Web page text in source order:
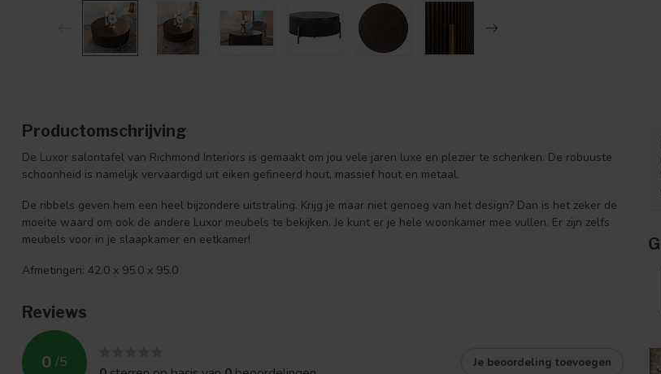
Productomschrijving
De Luxor salontafel van Richmond Interiors is gemaakt om jou vele jaren luxe en plezier te schenken. De robuuste
schoonheid is namelijk vervaardigd uit eiken gefineerd hout, massief hout en metaal.
De ribbels geven hem een heel bijzondere uitstraling. Krijg je maar niet genoeg van het design? Dan is het zeker de
moeite waard om ook de andere Luxor meubels te bekijken. Je kunt er je hele woonkamer mee vullen. Er zijn zelfs
meubels voor in je slaapkamer en eetkamer!
Afmetingen: 42.0 x 95.0 x 95.0
Reviews
0 /5 Je beoordeling toevoegen